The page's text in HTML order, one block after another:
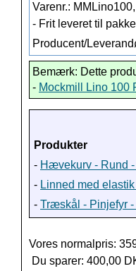
Varenr.:
- Frit leveret til
Producent/
Bemærk: Dette
- Mockmill Lino 100
Produkter
- Hævekurv - Rund
- Linned med
- Træskål - Pinjefyr -
Vores normalpris:
Du sparer: 400,00